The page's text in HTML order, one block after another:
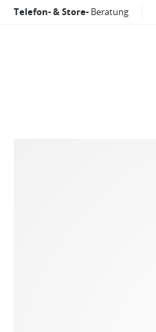
Telefon- & Store- Beratung